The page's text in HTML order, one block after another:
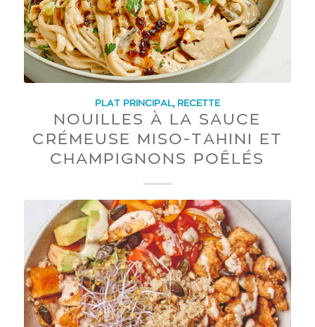
PLAT PRINCIPAL, RECETTE
NOUILLES À LA SAUCE
CRÉMEUSE MISO-TAHINI ET
CHAMPIGNONS POÊLÉS